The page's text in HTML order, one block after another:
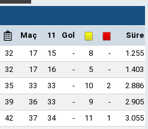
Maç 11 Gol
Süre
32 17 15 - 8 -
1.255
32 17 16 - 5 -
1.403
35 33 33 - 10 2
2.886
39 36 33 - 9 -
2.905
42 37 34 - 11 1
3.055